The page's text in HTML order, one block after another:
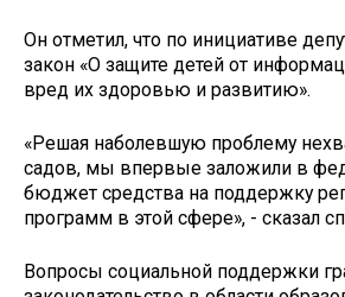
Он отметил, что по инициативе
закон «О защите детей от
вред их здоровью и развитию».
«Решая наболевшую проблему
садов, мы впервые заложили в
бюджет средства на поддержку
программ в этой сфере», - сказал
Вопросы социальной поддержки